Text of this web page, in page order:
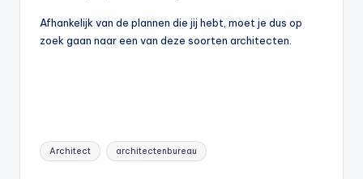
Afhankelijk van de plannen die jij hebt, moet je dus op
zoek gaan naar een van deze soorten architecten.
Tags:
Architect architectenbureau